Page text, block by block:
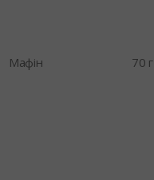
Мафін 70 г